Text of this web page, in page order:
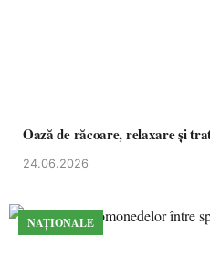
Oază de răcoare, relaxare și
24.06.2026
NAȚIONALE